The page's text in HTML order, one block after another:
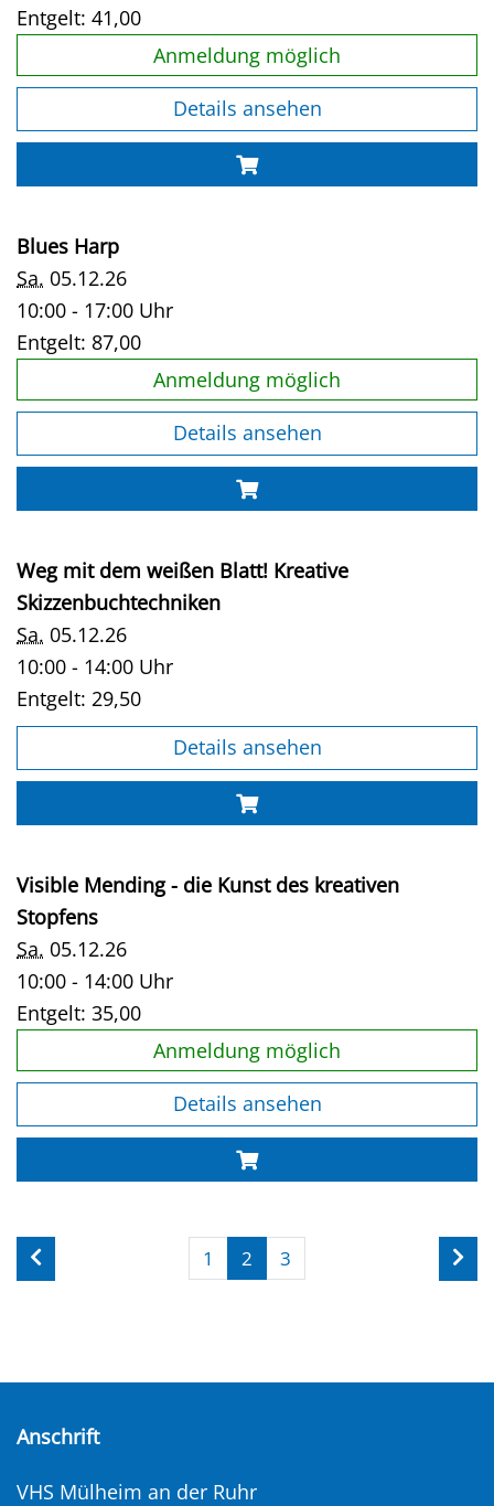
Entgelt: 41,00
Anmeldung möglich
Details ansehen
Blues Harp
Sa. 05.12.26
10:00 - 17:00 Uhr
Entgelt: 87,00
Anmeldung möglich
Details ansehen
Weg mit dem weißen Blatt! Kreative
Skizzenbuchtechniken
Sa. 05.12.26
10:00 - 14:00 Uhr
Entgelt: 29,50
Details ansehen
Visible Mending - die Kunst des kreativen
Stopfens
Sa. 05.12.26
10:00 - 14:00 Uhr
Entgelt: 35,00
Anmeldung möglich
Details ansehen
1 2 3
Anschrift
VHS Mülheim an der Ruhr